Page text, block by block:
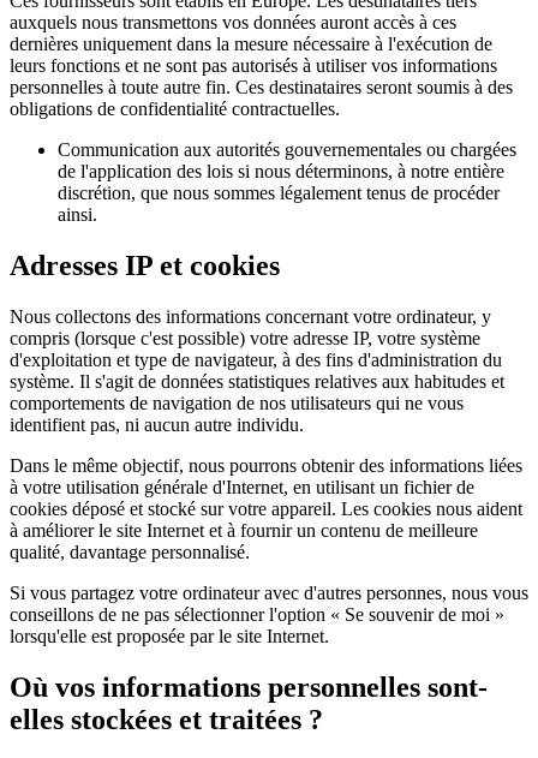
auxquels nous transmettons vos données auront accès à ces
dernières uniquement dans la mesure nécessaire à l'exécution de
leurs fonctions et ne sont pas autorisés à utiliser vos informations
personnelles à toute autre fin. Ces destinataires seront soumis à des
obligations de confidentialité contractuelles.
Communication aux autorités gouvernementales ou chargées
de l'application des lois si nous déterminons, à notre entière
discrétion, que nous sommes légalement tenus de procéder
ainsi.
Adresses IP et cookies
Nous collectons des informations concernant votre ordinateur, y
compris (lorsque c'est possible) votre adresse IP, votre système
d'exploitation et type de navigateur, à des fins d'administration du
système. Il s'agit de données statistiques relatives aux habitudes et
comportements de navigation de nos utilisateurs qui ne vous
identifient pas, ni aucun autre individu.
Dans le même objectif, nous pourrons obtenir des informations liées
à votre utilisation générale d'Internet, en utilisant un fichier de
cookies déposé et stocké sur votre appareil. Les cookies nous aident
à améliorer le site Internet et à fournir un contenu de meilleure
qualité, davantage personnalisé.
Si vous partagez votre ordinateur avec d'autres personnes, nous vous
conseillons de ne pas sélectionner l'option « Se souvenir de moi »
lorsqu'elle est proposée par le site Internet.
Où vos informations personnelles sont-
elles stockées et traitées ?